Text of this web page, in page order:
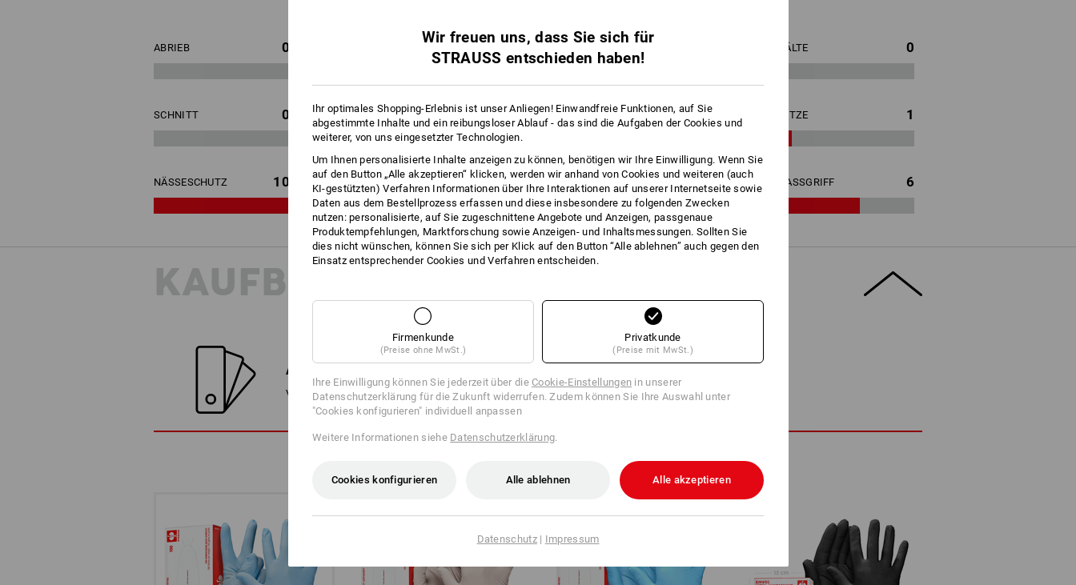
ABRIEB 0 0 KÄLTE 0
SCHNITT 0 FEINGEFÜHL 10 FETT/ÖL 2 HITZE 1
NÄSSESCHUTZ 10 STICH 0 REISSEN 1 NASSGRIFF 6
KAUFBERATUNG
ALTERNATIVEN FINDEN
Vergleichen Sie den aktuellen Artikel mit den besten Alternativen
Wir freuen uns, dass Sie sich für
STRAUSS entschieden haben!
Ihr optimales Shopping-Erlebnis ist unser Anliegen! Einwandfreie Funktionen, auf Sie
abgestimmte Inhalte und ein reibungsloser Ablauf - das sind die Aufgaben der Cookies und
weiterer, von uns eingesetzter Technologien.
Um Ihnen personalisierte Inhalte anzeigen zu können, benötigen wir Ihre Einwilligung. Wenn Sie
auf den Button „Alle akzeptieren“ klicken, werden wir anhand von Cookies und weiteren (auch
KI-gestützten) Verfahren Informationen über Ihre Interaktionen auf unserer Internetseite sowie
Daten aus dem Bestellprozess erfassen und diese insbesondere zu folgenden Zwecken
nutzen: personalisierte, auf Sie zugeschnittene Angebote und Anzeigen, passgenaue
Produktempfehlungen, Marktforschung sowie Anzeigen- und Inhaltsmessungen. Sollten Sie
dies nicht wünschen, können Sie sich per Klick auf den Button “Alle ablehnen” auch gegen den
Einsatz entsprechender Cookies und Verfahren entscheiden.
Firmenkunde
(Preise ohne MwSt.)
Privatkunde
(Preise mit MwSt.)
Ihre Einwilligung können Sie jederzeit über dieCookie-Einstellungen in unserer
Datenschutzerklärung für die Zukunft widerrufen. Zudem können Sie Ihre Auswahl unter
"Cookies konfigurieren" individuell anpassen
Weitere Informationen siehe Datenschutzerklärung.
Cookies konfigurieren Alle ablehnen Alle akzeptieren
Datenschutz| Impressum